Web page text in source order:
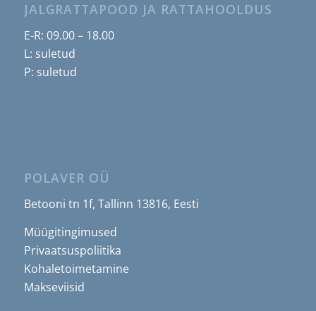
JALGRATTAPOOD JA RATTAHOOLDUS
E-R: 09.00 – 18.00
L: suletud
P: suletud
POLAVER OÜ
Betooni tn 1f, Tallinn 13816, Eesti
Müügitingimused
Privaatsuspoliitika
Kohaletoimetamine
Makseviisid